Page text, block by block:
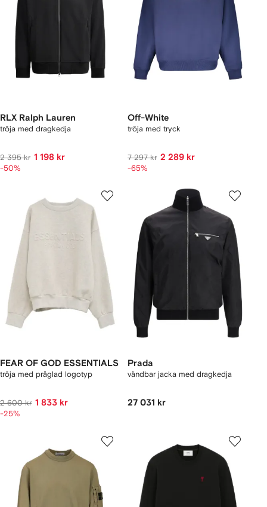
RLX Ralph Lauren
tröja med dragkedja
2 395 kr 1 198 kr
-50%
Off-White
tröja med tryck
7 297 kr 2 289 kr
-65%
FEAR OF GOD ESSENTIALS
tröja med präglad logotyp
2 600 kr 1 833 kr
-25%
Prada
vändbar jacka med dragkedja
27 031 kr